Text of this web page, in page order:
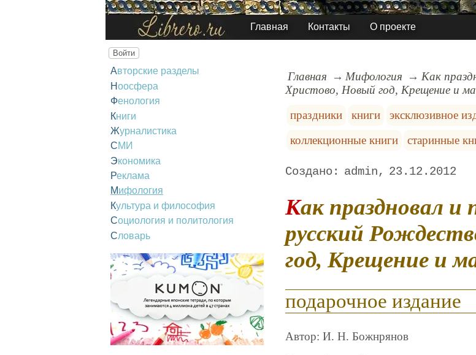
Главная Контакты О проекте
Войти
Авторские разделы
Ноосфера
Фенология
Книги
Журналистика
СМИ
Экономика
Реклама
Мифология
Культура и философия
Социология и политология
Словарь
Главная Мифология
Как
Христово, Новый год, Крещение и
праздники
книги эксклюзивное
коллекционные книги
старинные
admin 23.12.2012
Как праздновал и празднует народ
русский
год, Крещение и
подарочное издание
Автор: И. Н. Божнрянов